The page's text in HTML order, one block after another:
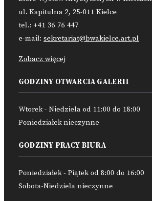
ul. Kapitulna 2, 25-011 Kielce
tel.: +41 36 76 447
e-mail: sekretariat@bwakielce.art.pl
Zobacz więcej
GODZINY OTWARCIA GALERII
Wtorek - Niedziela od 11:00 do 18:00
Poniedziałek nieczynne
GODZINY PRACY BIURA
Poniedziałek - Piątek od 8:00 do 16:00
Sobota-Niedziela nieczynne